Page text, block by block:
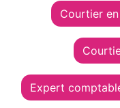
Courtier
Expert